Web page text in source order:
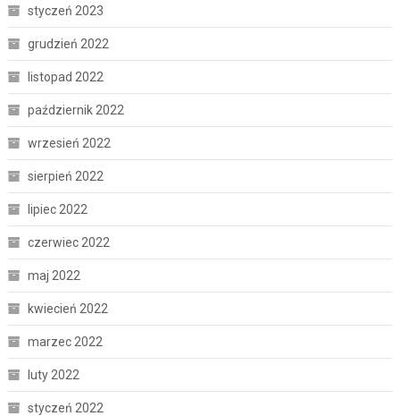
styczeń 2023
grudzień 2022
listopad 2022
październik 2022
wrzesień 2022
sierpień 2022
lipiec 2022
czerwiec 2022
maj 2022
kwiecień 2022
marzec 2022
luty 2022
styczeń 2022